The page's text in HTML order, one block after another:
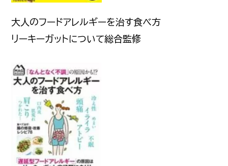
大人のフードアレルギーを治す食べ方
リーキーガットについて総合監修